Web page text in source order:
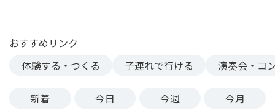
おすすめリンク
体験する・つくる
子連れで行ける 演奏会・コ
新着 今日 今週 今月